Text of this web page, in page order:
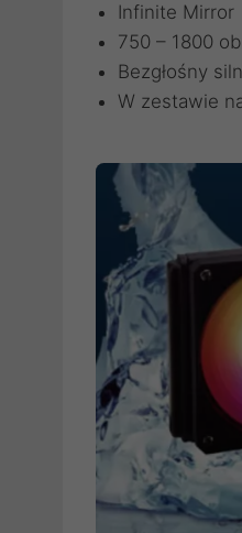
Infinite Mirror
750 – 1800
Bezgłośny
W zestawie